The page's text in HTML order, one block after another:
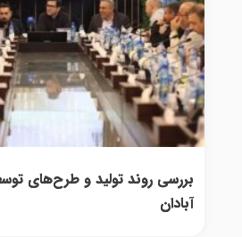
بررسی روند تولید و طرح‌های
آبادان